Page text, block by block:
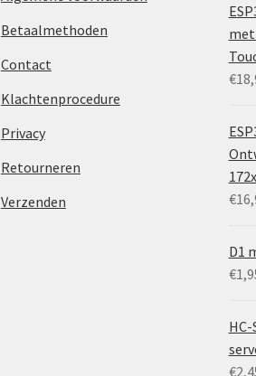
Betaalmethoden
Contact
Klachtenprocedure
Privacy
Retourneren
Verzenden
met
€
€
D1
€
€